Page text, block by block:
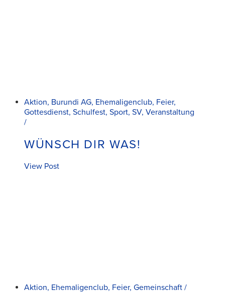
Aktion, Burundi AG, Ehemaligenclub, Feier,
Gottesdienst, Schulfest, Sport, SV, Veranstaltung
/
WÜNSCH DIR WAS!
View Post
Aktion, Ehemaligenclub, Feier, Gemeinschaft /